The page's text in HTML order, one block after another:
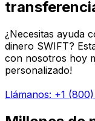
¿Necesitas ayuda
dinero SWIFT?
con nosotros hoy
personalizado!
Llámanos: +1